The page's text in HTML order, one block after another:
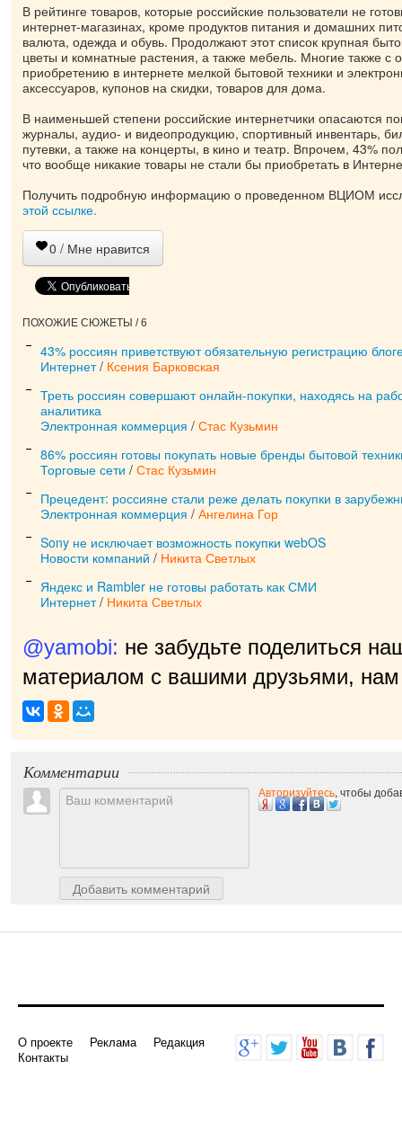
В рейтинге товаров, которые российские пользователи не
интернет-магазинах, кроме продуктов питания и домашних
валюта, одежда и обувь. Продолжают этот список крупная
цветы и комнатные растения, а также мебель. Многие также с
приобретению в интернете мелкой бытовой техники и
аксессуаров, купонов на скидки, товаров для дома.
В наименьшей степени российские интернетчики опасаются
журналы, аудио- и видеопродукцию, спортивный инвентарь,
путевки, а также на концерты, в кино и театр. Впрочем, 43%
что вообще никакие товары не стали бы приобретать в
Получить подробную информацию о проведенном ВЦИОМ
этой ссылке.
0 / Мне нравится
ПОХОЖИЕ СЮЖЕТЫ / 6
43% россиян приветствуют обязательную регистрацию
Интернет/ Ксения Барковская
Треть россиян совершают онлайн-покупки, находясь на
аналитика
Электронная коммерция / Стас Кузьмин
86% россиян готовы покупать новые бренды бытовой
Торговые сети / Стас Кузьмин
Прецедент: россияне стали реже делать покупки в
Электронная коммерция / Ангелина Гор
Sony не исключает возможность покупки webOS
Новости компаний / Никита Светлых
Яндекс и Rambler не готовы работать как СМИ
Интернет/ Никита Светлых
@yamobi: не забудьте поделиться
материалом с вашими друзьями, нам
п|
Комментарии